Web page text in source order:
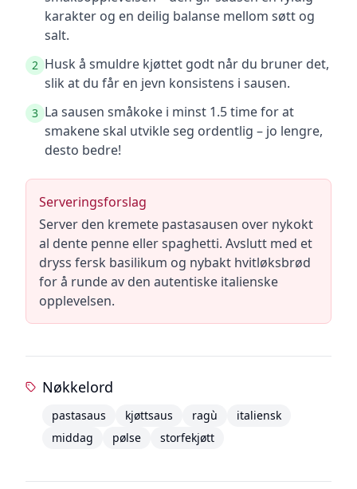
karakter og en deilig balanse mellom søtt og
salt.
2 Husk å smuldre kjøttet godt når du bruner det,
slik at du får en jevn konsistens i sausen.
3 La sausen småkoke i minst 1.5 time for at
smakene skal utvikle seg ordentlig – jo lengre,
desto bedre!
Serveringsforslag
Server den kremete pastasausen over nykokt
al dente penne eller spaghetti. Avslutt med et
dryss fersk basilikum og nybakt hvitløksbrød
for å runde av den autentiske italienske
opplevelsen.
Nøkkelord
pastasaus kjøttsaus ragù
italiensk
middag
pølse storfekjøtt